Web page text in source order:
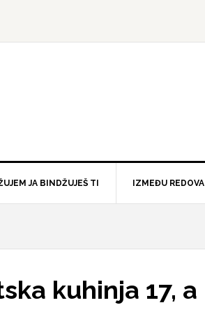
JA BINDŽUJEŠ TI IZMEĐU REDOVA
kuhinja 17, a